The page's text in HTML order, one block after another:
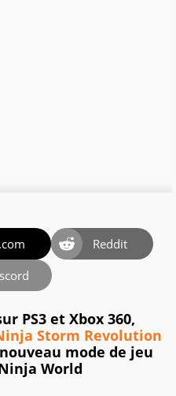
Reddit
PS3 et Xbox 360,
Storm Revolution
mode de jeu
World